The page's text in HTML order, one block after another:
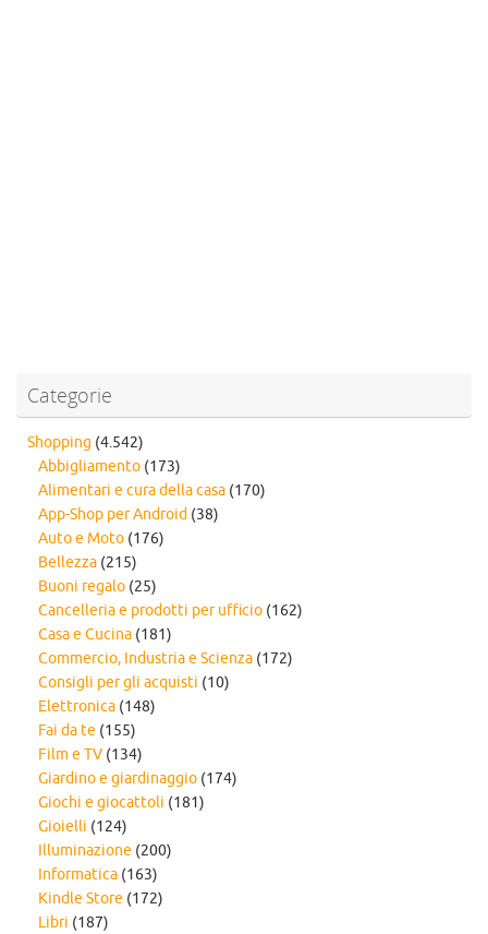
Categorie
Shopping (4.542)
Abbigliamento (173)
Alimentari e cura della casa (170)
App-Shop per Android (38)
Auto e Moto (176)
Bellezza (215)
Buoni regalo (25)
Cancelleria e prodotti per ufficio (162)
Casa e Cucina (181)
Commercio, Industria e Scienza (172)
Consigli per gli acquisti (10)
Elettronica (148)
Fai da te (155)
Film e TV (134)
Giardino e giardinaggio (174)
Giochi e giocattoli (181)
Gioielli (124)
Illuminazione (200)
Informatica (163)
Kindle Store (172)
Libri (187)